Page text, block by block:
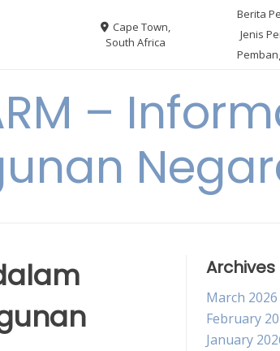
Cape Town,
South Africa
Berita
Jenis
–
Archives
March 2026
February
January